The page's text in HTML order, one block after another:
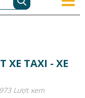
XE TAXI - XE
Lượt xem